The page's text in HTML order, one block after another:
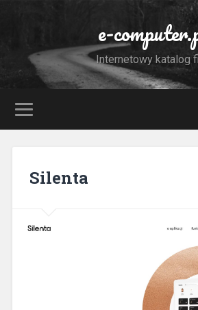
e-
Internetowy katalog
Silenta